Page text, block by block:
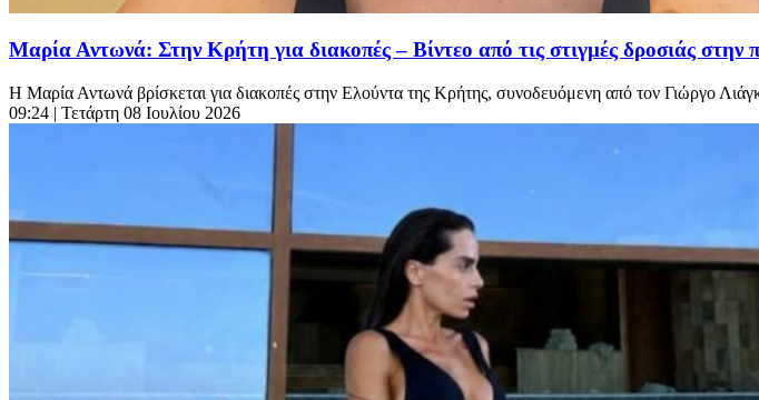
Μαρία Αντωνά: Στην Κρήτη για διακοπές – Βίντεο από τις στιγμές δροσιάς στην
Η Μαρία Αντωνά βρίσκεται για διακοπές στην Ελούντα της Κρήτης, συνοδευόμενη από τον Γιώργο
09:24 | Τετάρτη 08 Ιουλίου 2026